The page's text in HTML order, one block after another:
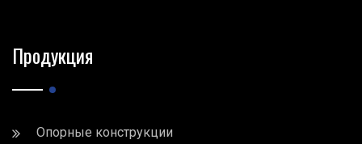
Продукция
Опорные конструкции